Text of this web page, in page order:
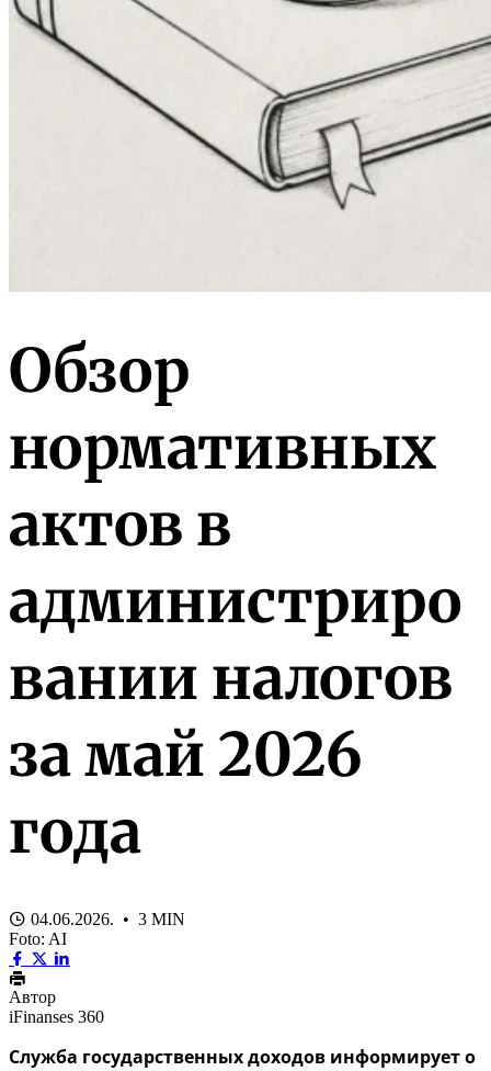
Обзор
нормативных
актов в
администриро
вании налогов
за май 2026
года
04.06.2026. • 3 MIN
Foto: AI
Автор
iFinanses 360
Служба государственных доходов информирует о